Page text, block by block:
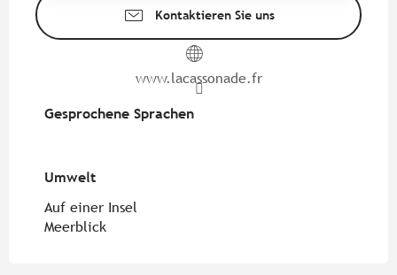
Kontaktieren Sie uns
www.lacassonade.fr
Gesprochene Sprachen
Gesprochene Sprachen
Umwelt
Umwelt
Auf einer Insel
Meerblick